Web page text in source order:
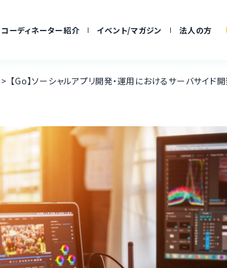
コーディネーター紹介 イベント/マガジン 法人の方
【Go】ソーシャルアプリ開発・運用におけるサーバサイド